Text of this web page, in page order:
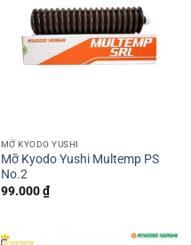
MỠ KYODO YUSHI
Mỡ Kyodo Yushi Multemp PS
No.2
99.000₫